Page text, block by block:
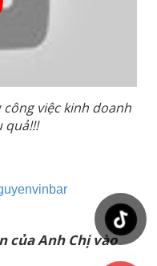
việc kinh doanh
quả!!!
của Anh Chị vào